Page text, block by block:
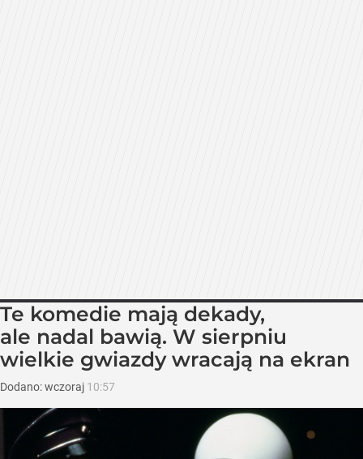
Te komedie mają dekady,
ale nadal bawią. W sierpniu
wielkie gwiazdy wracają na ekran
Dodano:wczoraj 10:57